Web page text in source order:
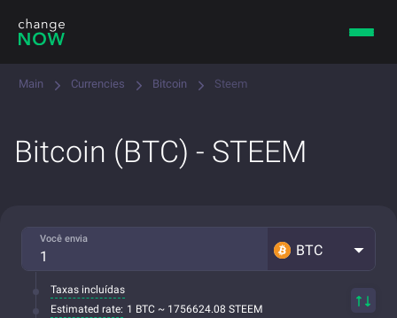
Main Currencies Bitcoin Steem
Bitcoin (BTC) - STEEM
Você envia
BTC
Taxas incluídas
Estimated rate: 1 BTC ~ 1756624.08 STEEM